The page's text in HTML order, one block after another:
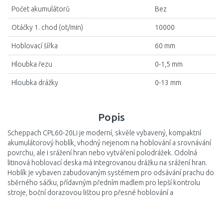
Popis
Scheppach CPL60-20Li je moderní, skvěle vybavený, kompaktní
akumulátorový hoblík, vhodný nejenom na hoblování a srovnávání
povrchu, ale i srážení hran nebo vytváření polodrážek. Odolná
litinová hoblovací deska má integrovanou drážku na srážení hran.
Hoblík je vybaven zabudovaným systémem pro odsávání prachu do
sběrného sáčku, přídavným předním madlem pro lepší kontrolu
stroje, boční dorazovou lištou pro přesné hoblování a
Počet akumulátorů Bez
Otáčky 1. chod (ot/min) 10000
Hoblovací šířka 60 mm
Hloubka řezu 0-1,5 mm
Hloubka drážky 0-13 mm